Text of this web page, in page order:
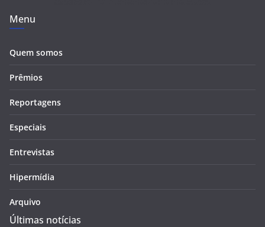
Menu
Quem somos
Prêmios
Reportagens
Especiais
Entrevistas
Hipermídia
Arquivo
Últimas notícias